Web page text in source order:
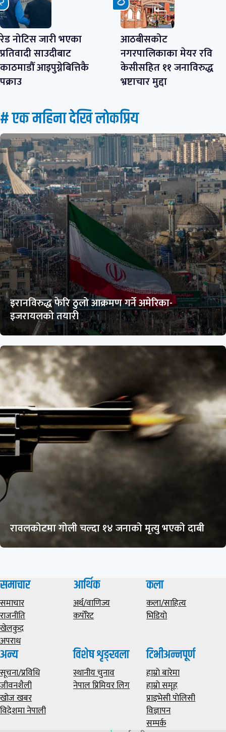
रेड नोटिस जारी भएका
प्रतिवादी साउदीबाट
काठमाडौँ आइपुग्नेबित्तिकै
पक्राउ
आठबीसकोट
नगरपालिकाका मेयर रवि
केसीसहित ११ जनाविरुद्ध
भ्रष्टाचार मुद्दा
# एक महिना देखि लाेकप्रिय
इरानविरुद्ध फेरि ठुलो आक्रमण गर्ने अमेरिका-
इजरायलको तयारी
रावलकोटमा गोली चल्दा १४ जनाको मृत्यु भएको दाबी
समाचार
समाचार
राजनीति
खेलकुद
अपराध
आर्थिक
अर्थ/वाणिज्य
कर्पोरेट
कला
कला/साहित्य
भिडियाे
अन्य
सूचना/प्रविधि
जीवनशैली
खोज खबर
विदेशमा नेपाली
विशेष शृङ्खला
स्थानीय चुनाव
नेपाल प्रिमियर लिग
टिभीअन्नपूर्ण
हाम्राे बारेमा
हाम्राे समूह
प्राइभेसी पाेलिसी
विज्ञापन
सम्पर्क